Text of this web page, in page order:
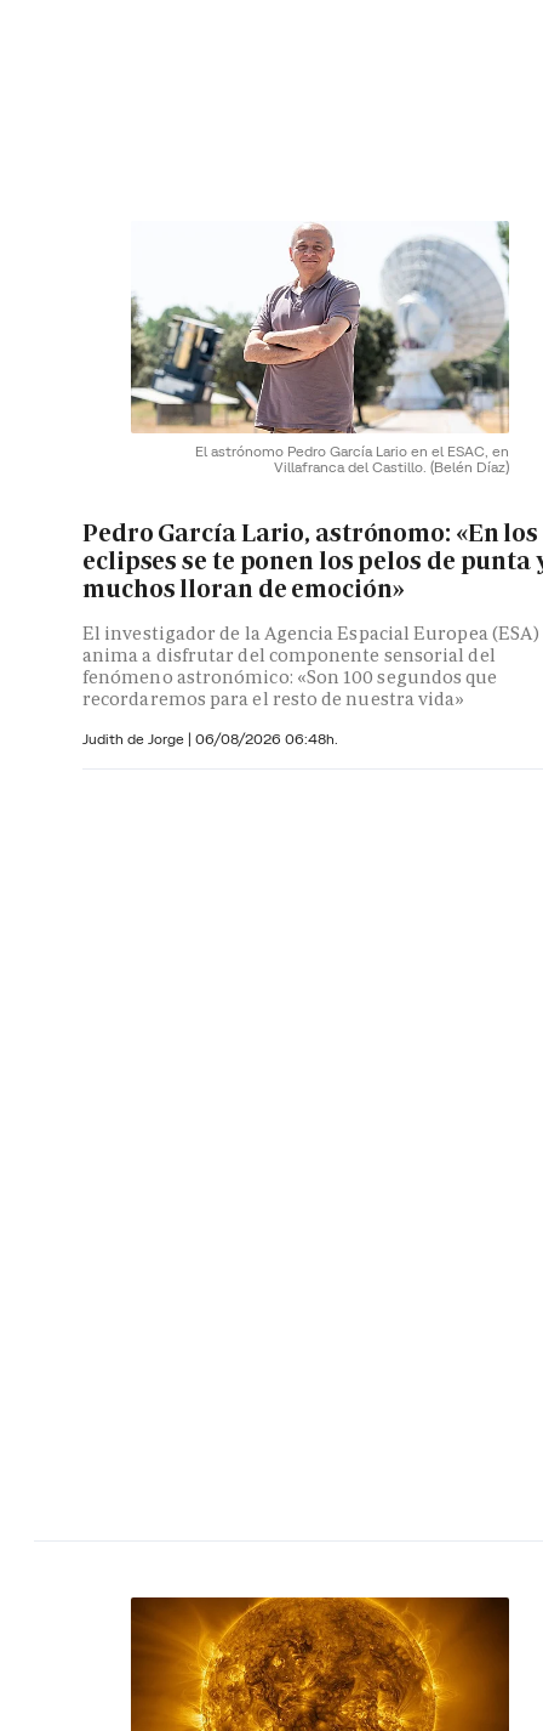
El astrónomo Pedro García Lario en el ESAC, en
Villafranca del Castillo. (Belén Díaz)
Pedro García Lario, astrónomo: «En los
eclipses se te ponen los pelos de punta
muchos lloran de emoción»
El investigador de la Agencia Espacial Europea (ESA)
anima a disfrutar del componente sensorial del
fenómeno astronómico: «Son 100 segundos que
recordaremos para el resto de nuestra vida»
Judith de Jorge | 06/08/2026 06:48h.